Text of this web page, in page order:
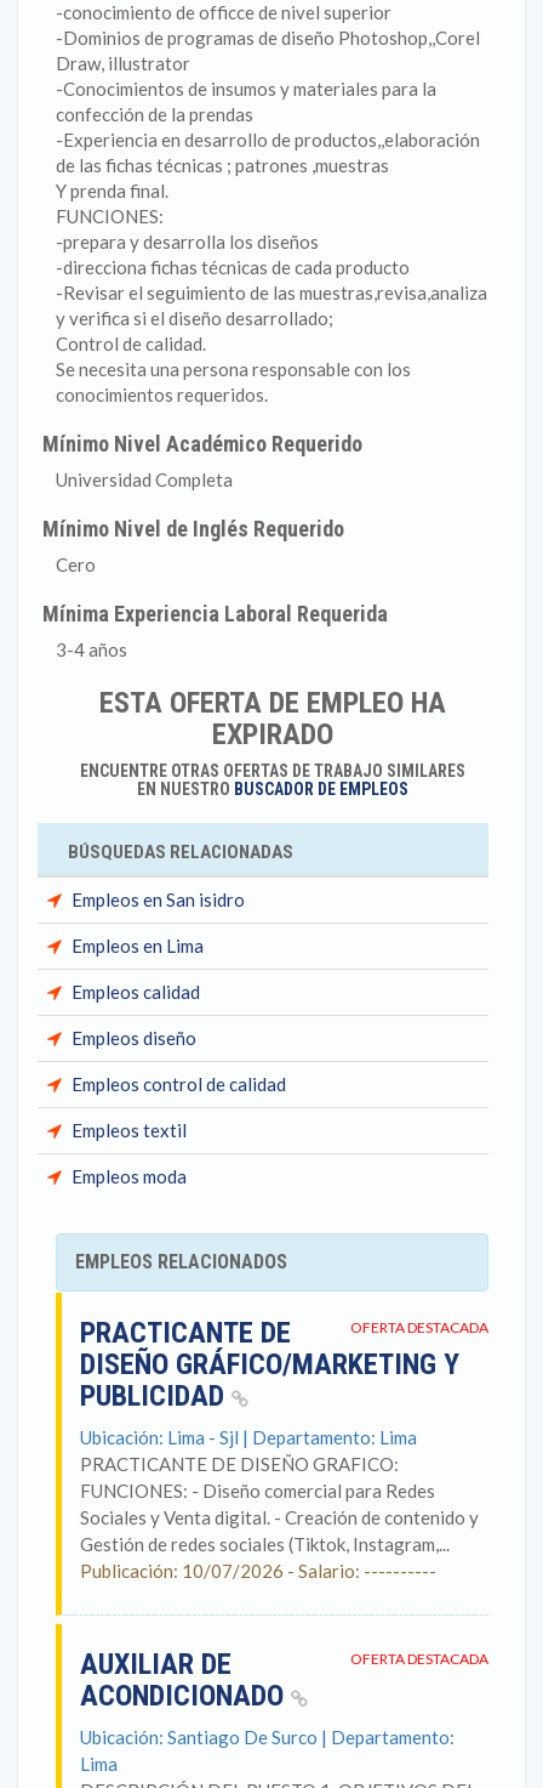
-conocimiento de officce de nivel superior
-Dominios de programas de diseño Photoshop,,Corel
Draw, illustrator
-Conocimientos de insumos y materiales para la
confección de la prendas
-Experiencia en desarrollo de productos,,elaboración
de las fichas técnicas ; patrones ,muestras
Y prenda final.
FUNCIONES:
-prepara y desarrolla los diseños
-direcciona fichas técnicas de cada producto
-Revisar el seguimiento de las muestras,revisa,analiza
y verifica si el diseño desarrollado;
Control de calidad.
Se necesita una persona responsable con los
conocimientos requeridos.
Mínimo Nivel Académico Requerido
Universidad Completa
Mínimo Nivel de Inglés Requerido
Cero
Mínima Experiencia Laboral Requerida
3-4 años
ESTA OFERTA DE EMPLEO HA
EXPIRADO
ENCUENTRE OTRAS OFERTAS DE TRABAJO SIMILARES
EN NUESTRO BUSCADOR DE EMPLEOS
BÚSQUEDAS RELACIONADAS
Empleos en San isidro
Empleos en Lima
Empleos calidad
Empleos diseño
Empleos control de calidad
Empleos textil
Empleos moda
EMPLEOS RELACIONADOS
OFERTA DESTACADA
PRACTICANTE DE
DISEÑO GRÁFICO/MARKETING Y
PUBLICIDAD
Ubicación: Lima - Sjl | Departamento: Lima
PRACTICANTE DE DISEÑO GRAFICO:
FUNCIONES: - Diseño comercial para Redes
Sociales y Venta digital. - Creación de contenido y
Gestión de redes sociales (Tiktok, Instagram,...
Publicación: 10/07/2026 - Salario: ----------
OFERTA DESTACADA
AUXILIAR DE
ACONDICIONADO
Ubicación: Santiago De Surco | Departamento:
Lima